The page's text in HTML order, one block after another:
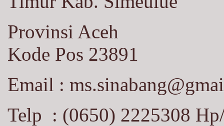
Provinsi Aceh
Kode Pos 23891
Email :
Telp : (0650) 2225308